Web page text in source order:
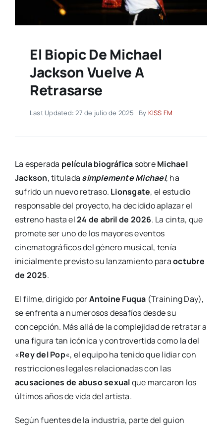
El Biopic De Michael
Jackson Vuelve A
Retrasarse
Last Updated: 27 de julio de 2025 By KISS FM
La esperada película biográfica sobreMichael
Jackson, titulada simplemente Michael, ha
sufrido un nuevo retraso. Lionsgate, el estudio
responsable del proyecto, ha decidido aplazar el
estreno hasta el24 de abril de 2026. La cinta, que
promete ser uno de los mayores eventos
cinematográficos del género musical, tenía
inicialmente previsto su lanzamiento paraoctubre
de 2025.
El filme, dirigido porAntoine Fuqua (Training Day),
se enfrenta a numerosos desafíos desde su
concepción. Más allá de la complejidad de retratar a
una figura tan icónica y controvertida como la del
«Rey del Pop«, el equipo ha tenido que lidiar con
restricciones legales relacionadas con las
acusaciones de abuso sexualque marcaron los
últimos años de vida del artista.
Según fuentes de la industria, parte del guion